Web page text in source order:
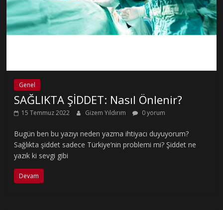
Genel
SAĞLIKTA ŞİDDET: Nasıl Önlenir?
15 Temmuz 2022 Gizem Yıldırım 0 yorum
Bugün ben bu yazıyı neden yazma ihtiyacı duyuyorum?
Sağlıkta şiddet sadece Türkiye’nin problemi mi? Şiddet ne
yazık ki sevgi gibi
Devam